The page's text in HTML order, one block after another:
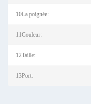
10La poignée:
11Couleur:
12Taille:
13Port: